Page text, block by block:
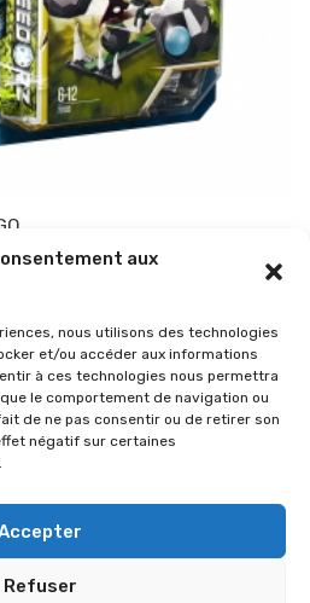
aux
nous utilisons des technologies
et/ou accéder aux informations
à ces technologies nous permettra
le comportement de navigation ou
de ne pas consentir ou de retirer son
négatif sur certaines
Refuser
2013